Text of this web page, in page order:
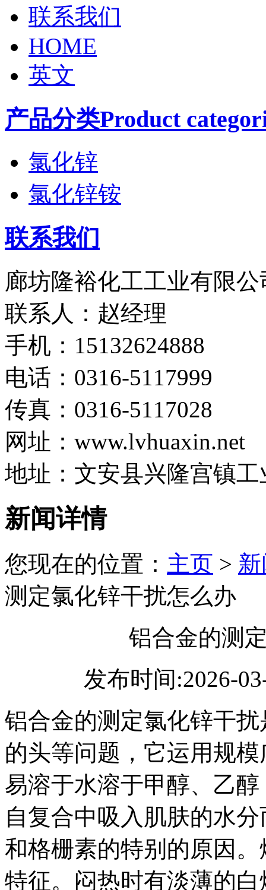
联系我们
HOME
英文
产品分类Product
氯化锌
氯化锌铵
联系我们
廊坊隆裕化工工业有限公
联系人：赵经理
手机：15132624888
电话：0316-5117999
传真：0316-5117028
网址：www.lvhuaxin.net
地址：文安县兴隆宫镇工
新闻详情
您现在的位置： 主页 >
测定氯化锌干扰怎么办
铝合金的测
发布时间:2026-
铝合金的测定氯化锌干
的头等问题，它运用规
易溶于水溶于甲醇、乙
自复合中吸入肌肤的水
和格栅素的特别的原因
特征。闷热时有淡薄的